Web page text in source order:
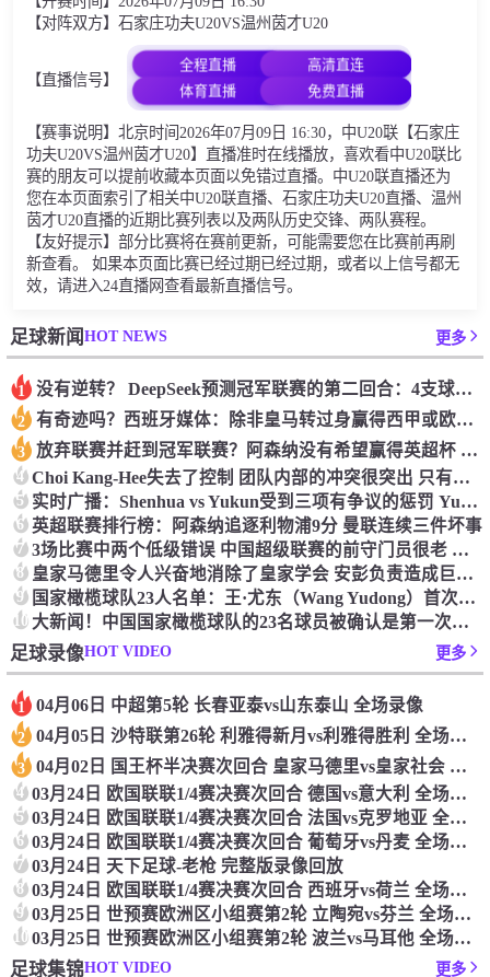
【对阵双方】石家庄功夫U20VS温州茵才U20
【直播信号】
全程直播
高清直连
体育直播
免费直播
【赛事说明】北京时间2026年07月09日 16:30，中U20联【石家庄
功夫U20VS温州茵才U20】直播准时在线播放，喜欢看中U20联比
赛的朋友可以提前收藏本页面以免错过直播。中U20联直播还为
您在本页面索引了相关中U20联直播、石家庄功夫U20直播、温州
茵才U20直播的近期比赛列表以及两队历史交锋、两队赛程。
【友好提示】部分比赛将在赛前更新，可能需要您在比赛前再刷
新查看。 如果本页面比赛已经过期已经过期，或者以上信号都无
效，请进入24直播网查看最新直播信号。
足球新闻HOT NEWS 更多
1 没有逆转？ DeepSeek预测冠军联赛的第二回合：4支球队在第一回合中获胜 枪手输了
2 有奇迹吗？西班牙媒体：除非皇马转过身赢得西甲或欧洲冠军
3 放弃联赛并赶到冠军联赛？阿森纳没有希望赢得英超杯 赢得欧洲冠军的可能性
4 Choi Kang-Hee失去了控制 团队内部的冲突很突出 只有一个人可以从水火中拯救崔孔
5 实时广播：Shenhua vs Yukun受到三项有争议的惩罚 Yukun将向中国足球联合会提出投诉
6 英超联赛排行榜：阿森纳追逐利物浦9分 曼联连续三件坏事
7 3场比赛中两个低级错误 中国超级联赛的前守门员很老 是时候让位了 最好的继任者出现
8 皇家马德里令人兴奋地消除了皇家学会 安彭负责造成巨大的灾难！
9 国家橄榄球队23人名单：王·尤东（Wang Yudong）首次被选为第11名 塞吉尼奥（Serginho）在名单上
10 大新闻！中国国家橄榄球队的23名球员被确认是第一次进入阵容
足球录像HOT VIDEO 更多
1 04月06日 中超第5轮 长春亚泰vs山东泰山 全场录像
2 04月05日 沙特联第26轮 利雅得新月vs利雅得胜利 全场录像
3 04月02日 国王杯半决赛次回合 皇家马德里vs皇家社会 全场录像
4 03月24日 欧国联联1/4赛决赛次回合 德国vs意大利 全场录像回放
5 03月24日 欧国联联1/4赛决赛次回合 法国vs克罗地亚 全场录像回放
6 03月24日 欧国联联1/4赛决赛次回合 葡萄牙vs丹麦 全场录像回放
7 03月24日 天下足球-老枪 完整版录像回放
8 03月24日 欧国联联1/4赛决赛次回合 西班牙vs荷兰 全场录像回放
9 03月25日 世预赛欧洲区小组赛第2轮 立陶宛vs芬兰 全场录像回放
10 03月25日 世预赛欧洲区小组赛第2轮 波兰vs马耳他 全场录像回放
足球集锦HOT VIDEO 更多